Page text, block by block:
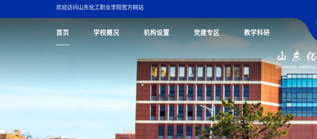
欢迎访问山东化工职业学院官方网站
首页 学校概况 机构设置 党建专区 教学科研